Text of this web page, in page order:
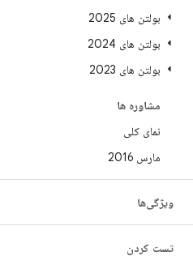
بولتن های 2025
بولتن های 2024
بولتن های 2023
مشاوره ها
نمای کلی
مارس 2016
ویژگی‌ها
تست کردن